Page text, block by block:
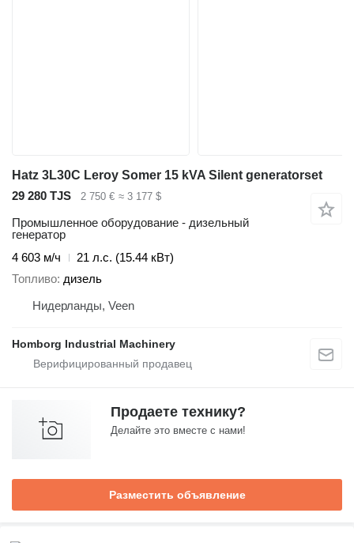
Hatz 3L30C Leroy Somer 15 kVA Silent generatorset
29 280 TJS
2 750 € ≈ 3 177 $
Промышленное оборудование - дизельный
генератор
4 603 м/ч
21 л.с. (15.44 кВт)
Топливо дизель
Нидерланды, Veen
Homborg Industrial Machinery
Продаете технику?
Делайте это вместе с нами!
Разместить объявление